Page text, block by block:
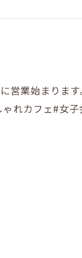
営業始まりま
れカフェ#女